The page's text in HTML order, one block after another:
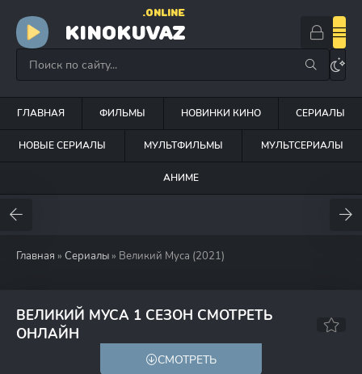
KINOKUVAZ
.ONLINE
ГЛАВНАЯ ФИЛЬМЫ НОВИНКИ КИНО СЕРИАЛЫ
НОВЫЕ СЕРИАЛЫ МУЛЬТФИЛЬМЫ МУЛЬТСЕРИАЛЫ
АНИМЕ
Главная » Сериалы » Великий Муса (2021)
ВЕЛИКИЙ МУСА 1 СЕЗОН СМОТРЕТЬ
ОНЛАЙН
СМОТРЕТЬ